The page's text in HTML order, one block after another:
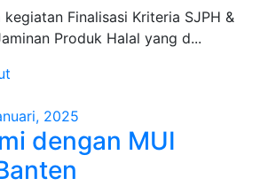
Finalisasi Kriteria SJPH &
Produk Halal yang d...
2025
dengan MUI